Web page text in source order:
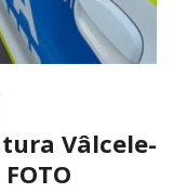
Vâlcele-